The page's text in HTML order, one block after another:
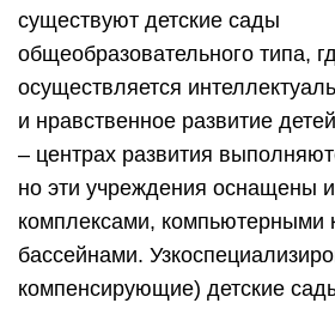
существуют детские сады
общеобразовательного типа,
осуществляется
и нравственное развитие
– центрах развития
но эти учреждения оснащены
комплексами, компьютерными
бассейнами.
компенсирующие) детские